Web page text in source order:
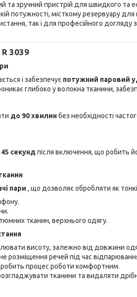
та зручний пристрій для швидкого та
потужності, місткому резервуару для
так і для професійного догляду
3039
і забезпечує потужний паровий
глибоко у волокна тканини,
до 90 хвилинбез необхідності
секунд після включення, що робить
пари , що дозволяє обробляти як тонкі
тканин, верхнього одягу.
висоту, залежно від довжини
розміщення речей під час
робить процес роботи комфортним.
тканини та видаляти